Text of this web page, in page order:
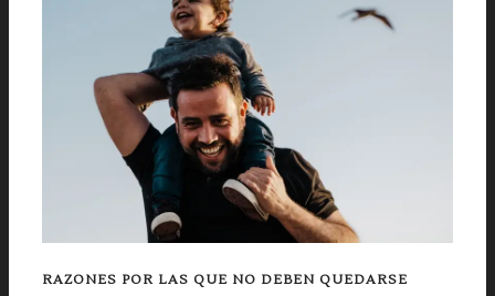
RAZONES POR LAS QUE NO DEBEN QUEDARSE